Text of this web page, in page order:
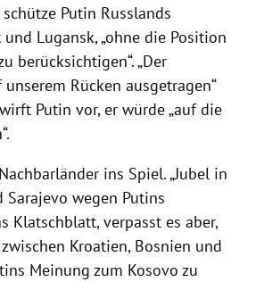
Putin Russlands
Lugansk, „ohne die Position
berücksichtigen“. „Der
Rücken ausgetragen“
Putin vor, er würde „auf die
ins Spiel. „Jubel in
Sarajevo wegen Putins
Klatschblatt, verpasst es aber,
Kroatien, Bosnien und
Meinung zum Kosovo zu